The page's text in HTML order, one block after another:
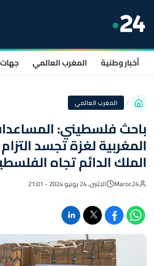
أخبار وطنية المغرب العالمي جهات
المغرب العالمي
باحث فلسطيني:
المغربية لغزة تجسد
الملك الدائم تجاه
Maroc24 الاثنين، 24 يونيو 2024 - 21:01